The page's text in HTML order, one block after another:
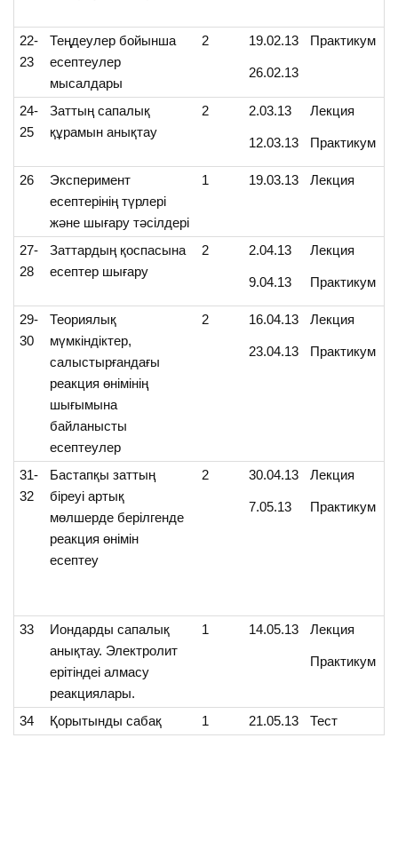
22-
23
Теңдеулер бойынша
есептеулер
мысалдары
2 19.02.13
26.02.13
Практикум
24-
25
Заттың сапалық
құрамын анықтау
2 2.03.13
12.03.13
Лекция
Практикум
26
Эксперимент
есептерінің түрлері
және шығару тәсілдері
1 19.03.13 Лекция
27-
28
Заттардың қоспасына
есептер шығару
2 2.04.13
9.04.13
Лекция
Практикум
29-
30
Теориялық
мүмкіндіктер,
салыстырғандағы
реакция өнімінің
шығымына
байланысты
есептеулер
2 16.04.13
23.04.13
Лекция
Практикум
31-
32
Бастапқы заттың
біреуі артық
мөлшерде берілгенде
реакция өнімін
есептеу
2 30.04.13
7.05.13
Лекция
Практикум
33
Иондарды сапалық
анықтау. Электролит
ерітіндеі алмасу
реакциялары.
1 14.05.13 Лекция
Практикум
34 Қорытынды сабақ 1 21.05.13 Тест